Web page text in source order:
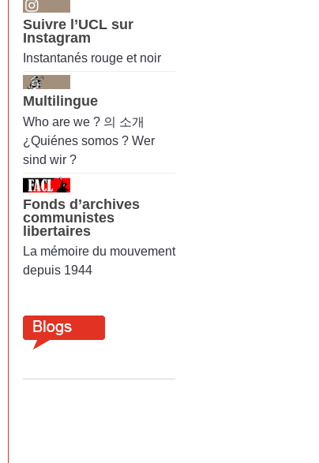
Suivre l’UCL sur
Instagram
Instantanés rouge et noir
Multilingue
Who are we ? 의 소개
¿Quiénes somos ? Wer
sind wir ?
Fonds d’archives
communistes
libertaires
La mémoire du mouvement
depuis 1944